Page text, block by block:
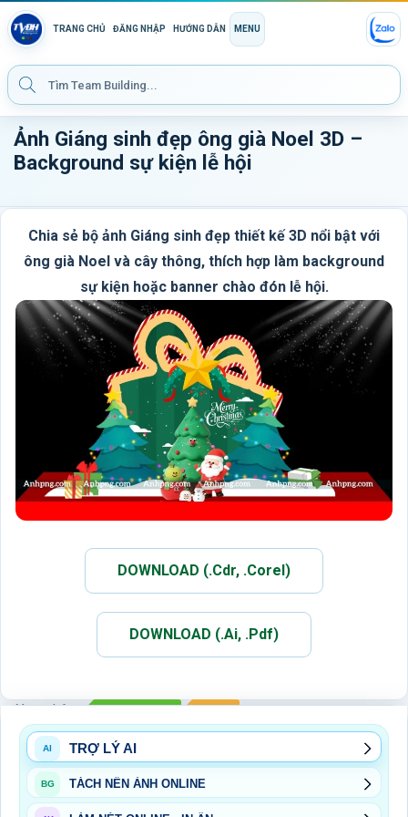
TRANG CHỦ ĐĂNG NHẬP HƯỚNG DẪN MENU
Ảnh Giáng sinh đẹp ông già Noel 3D –
Background sự kiện lễ hội
Chia sẻ bộ ảnh Giáng sinh đẹp thiết kế 3D nổi bật với
ông già Noel và cây thông, thích hợp làm background
sự kiện hoặc banner chào đón lễ hội.
DOWNLOAD (.Cdr, .Corel)
DOWNLOAD (.Ai, .Pdf)
Xem thêm: DECOR NOEL NOEL
AI TRỢ LÝ AI
BG TÁCH NỀN ẢNH ONLINE